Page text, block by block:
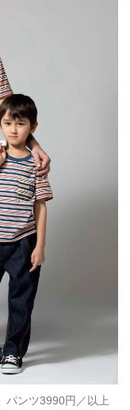
パンツ3990円／以上